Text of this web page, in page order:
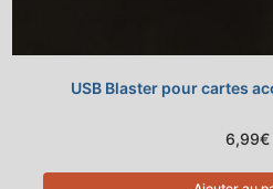
USB Blaster pour cartes
6,99€